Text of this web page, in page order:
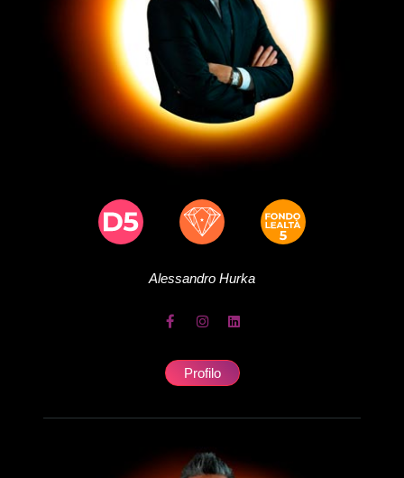
Alessandro Hurka
Profilo